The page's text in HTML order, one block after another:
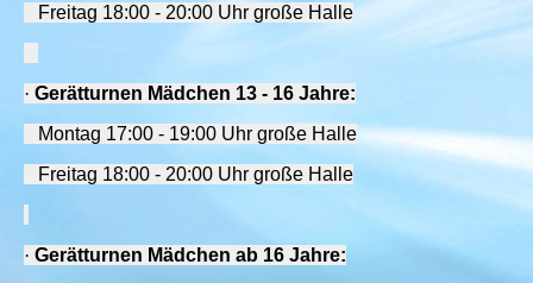
Freitag 18:00 - 20:00 Uhr große Halle
· Gerätturnen Mädchen 13 - 16 Jahre:
Montag 17:00 - 19:00 Uhr große Halle
Freitag 18:00 - 20:00 Uhr große Halle
· Gerätturnen Mädchen ab 16 Jahre: